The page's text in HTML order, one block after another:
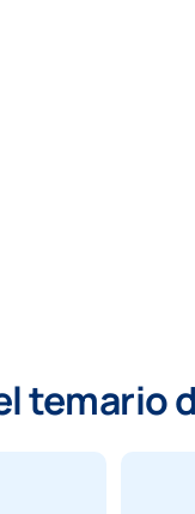
temario